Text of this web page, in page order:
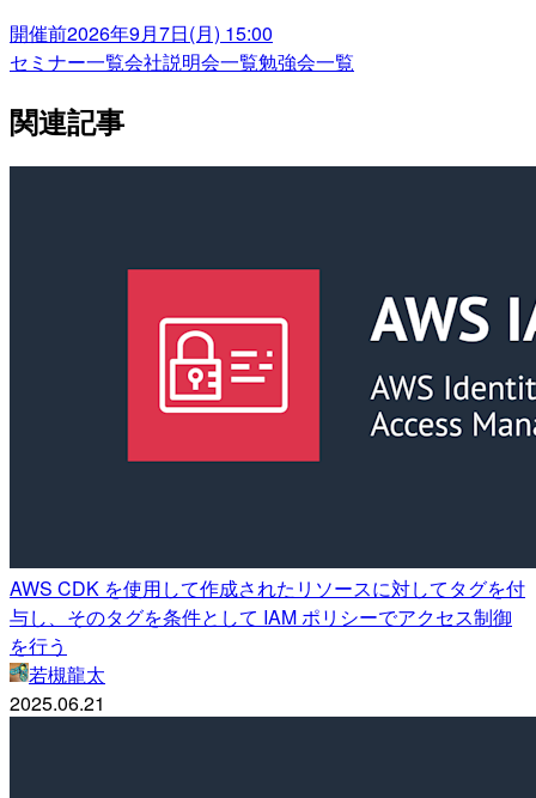
開催前2026年9月7日(月) 15:00
セミナー一覧会社説明会一覧勉強会一覧
関連記事
AWS CDK を使用して作成されたリソースに対してタグを付
与し、そのタグを条件として IAM ポリシーでアクセス制御
を行う
若槻龍太
2025.06.21